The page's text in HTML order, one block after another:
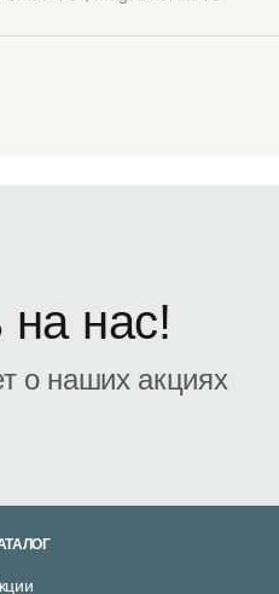
нас!
о наших акциях